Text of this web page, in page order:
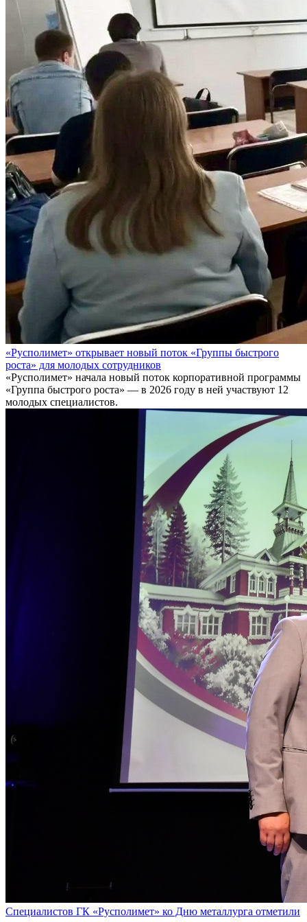
«Русполимет» открывает новый поток «Группы быстрого
роста» для молодых сотрудников
«Русполимет» начала новый поток корпоративной программы
«Группа быстрого роста» — в 2026 году в ней участвуют 12
молодых специалистов.
Специалистов ГК «Русполимет» ко Дню металлурга отметили